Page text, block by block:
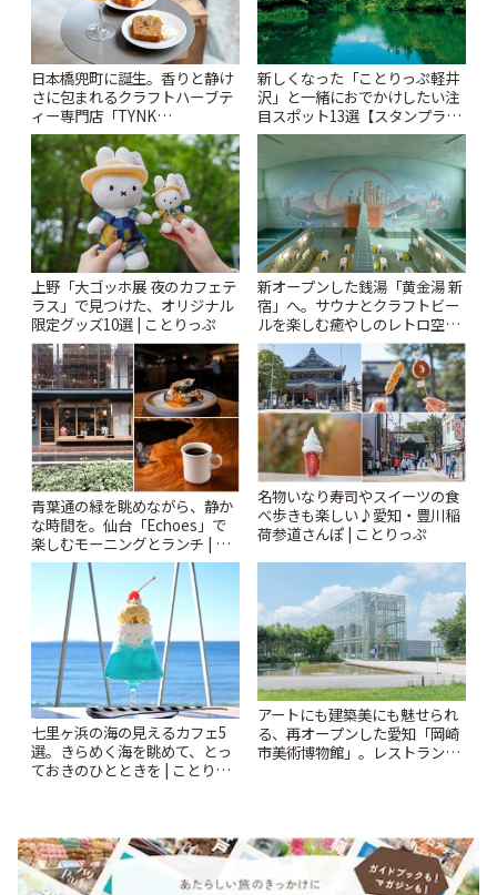
日本橋兜町に誕生。香りと静け
さに包まれるクラフトハーブテ
ィー専門店「TYNK
Kabutocho」 | ことりっぷ
新しくなった「ことりっぷ軽井
沢」と一緒におでかけしたい注
目スポット13選【スタンプラリ
ー開催中】 | ことりっぷ
上野「大ゴッホ展 夜のカフェテ
ラス」で見つけた、オリジナル
限定グッズ10選 | ことりっぷ
新オープンした銭湯「黄金湯 新
宿」へ。サウナとクラフトビー
ルを楽しむ癒やしのレトロ空間
| ことりっぷ
青葉通の緑を眺めながら、静か
な時間を。仙台「Echoes」で
楽しむモーニングとランチ | こ
とりっぷ
名物いなり寿司やスイーツの食
べ歩きも楽しい♪愛知・豊川稲
荷参道さんぽ | ことりっぷ
七里ヶ浜の海の見えるカフェ5
選。きらめく海を眺めて、とっ
ておきのひとときを | ことりっ
アートにも建築美にも魅せられ
る、再オープンした愛知「岡崎
市美術博物館」。レストランや